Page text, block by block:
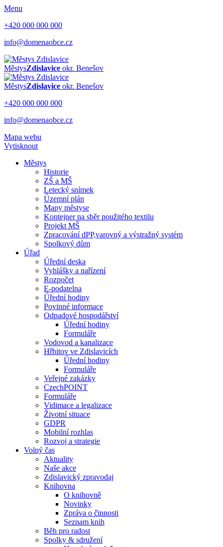
Menu
+420 000 000 000
info@domenaobce.cz
MěstysZdislavice okr. Benešov
MěstysZdislavice okr. Benešov
+420 000 000 000
info@domenaobce.cz
Mapa webu
Vytisknout
Městys
Historie
ZŠ a MŠ
Letecký snímek
Územní plán
Mapy městyse
Kontejner na sběr použitého textilu
Projekt MŠ
Zpracování dPP,varovný a výstražný systém
Spolkový dům
Úřad
Úřední deska
Vyhlášky a nařízení
Rozpočet
E-podatelna
Úřední hodiny
Povinné informace
Odpadové hospodářství
Úřední hodiny
Formuláře
Vodovod a kanalizace
Hřbitov ve Zdislavicích
Úřední hodiny
Formuláře
Veřejné zakázky
CzechPOINT
Formuláře
Vidimace a legalizace
Životní situace
GDPR
Mobilní rozhlas
Rozvoj a strategie
Volný čas
Aktuality
Naše akce
Zdislavický zpravodaj
Knihovna
O knihovně
Novinky
Zpráva o činnosti
Seznam knih
Běh pro radost
Spolky & sdružení